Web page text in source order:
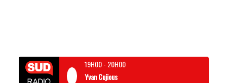
19H00- 20H00
Yvan Cujious